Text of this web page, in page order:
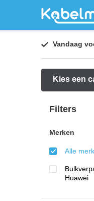
Vandaag
Kies een
Filters
Merken
Alle
Huawei